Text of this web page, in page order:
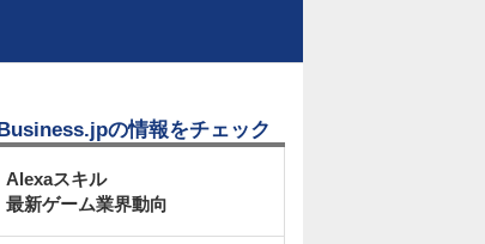
の情報をチェック
Alexaスキル
最新ゲーム業界動向